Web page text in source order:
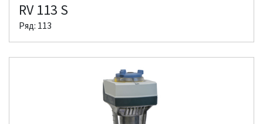
RV 113 S
Ряд: 113